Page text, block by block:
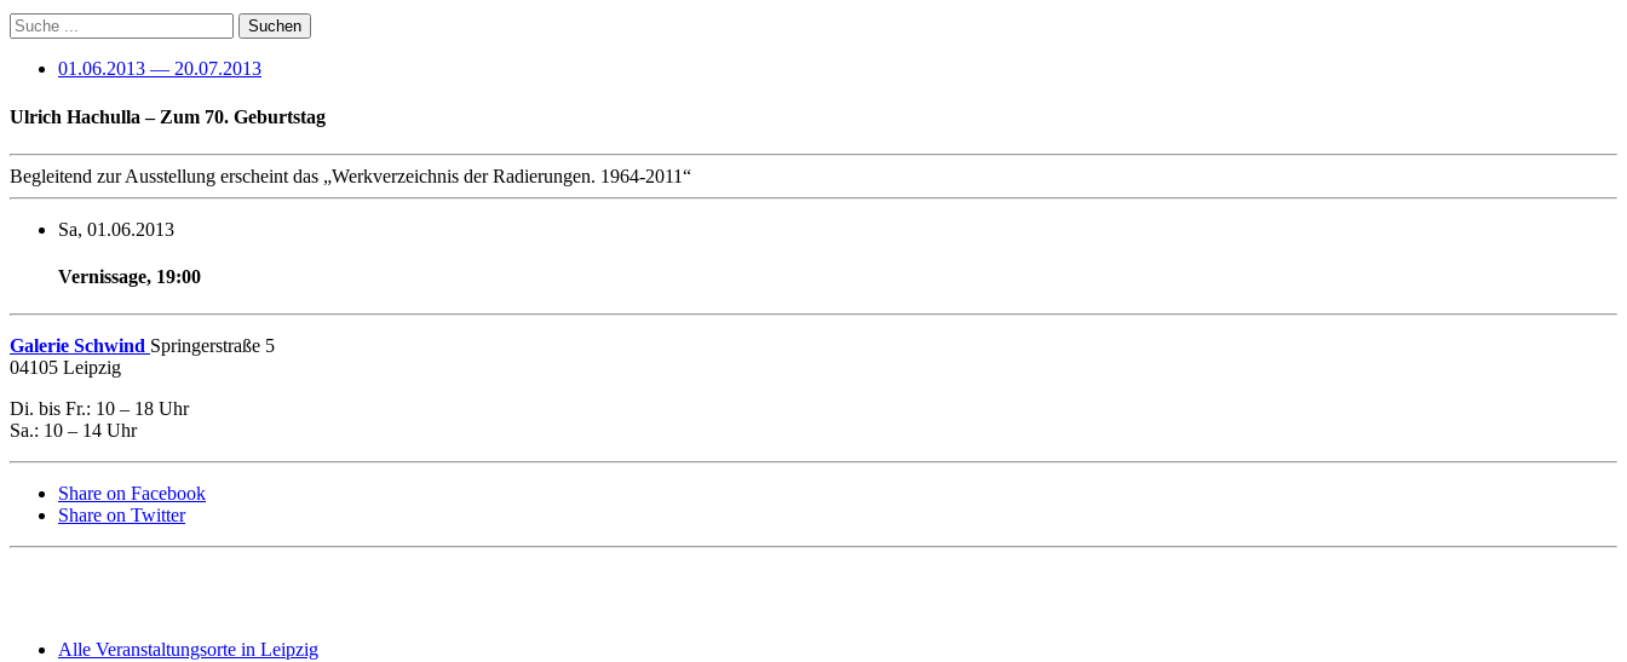
01.06.2013 — 20.07.2013
Ulrich Hachulla – Zum 70. Geburtstag
Begleitend zur Ausstellung erscheint das „Werkverzeichnis der Radierungen. 1964-2011“
Sa, 01.06.2013
Vernissage, 19:00
Galerie Schwind Springerstraße 5
04105 Leipzig
Di. bis Fr.: 10 – 18 Uhr
Sa.: 10 – 14 Uhr
Share on Facebook
Share on Twitter
Alle Veranstaltungsorte in Leipzig